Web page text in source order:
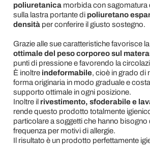
poliuretanicamorbida con sagomatura
sulla lastra portante di poliuretano
densitàper conferire il giusto sostegno.
Grazie alle sue caratteristiche favorisce la
ottimale del peso corporeo sul
punti di pressione e favorendo la
È inoltre indeformabile, cioè in grado di
forma originaria in modo graduale e
supporto ottimale in ogni posizione.
Inoltre il rivestimento, sfoderabile e
rende questo prodotto totalmente
particolare a soggetti che hanno bisogno
frequenza per motivi di allergie.
Il risultato è un prodotto perfettamente